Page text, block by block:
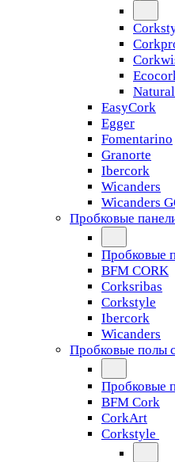
EasyCork
Egger
Fomentarino
Granorte
Ibercork
Wicanders
Wicanders
Пробковые
Пробковые
BFM CORK
Corksribas
Corkstyle
Ibercork
Wicanders
Пробковые полы
Пробковые
BFM Cork
CorkArt
Corkstyle